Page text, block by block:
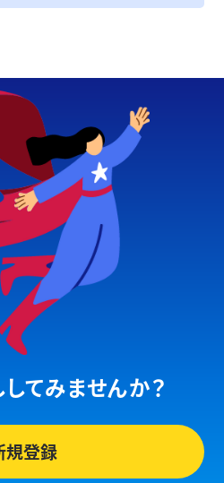
てみませんか？
規登録